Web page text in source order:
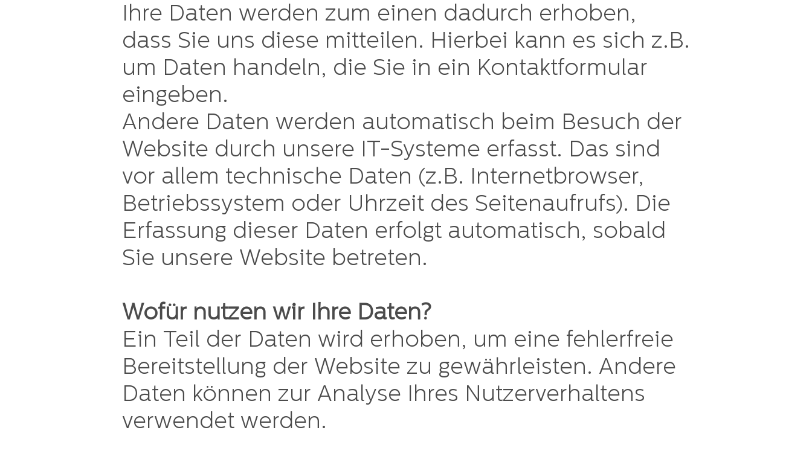
Ihre Daten werden zum einen dadurch erhoben,
dass Sie uns diese mitteilen. Hierbei kann es sich z.B.
um Daten handeln, die Sie in ein Kontaktformular
eingeben.
Andere Daten werden automatisch beim Besuch der
Website durch unsere IT-Systeme erfasst. Das sind
vor allem technische Daten (z.B. Internetbrowser,
Betriebssystem oder Uhrzeit des Seitenaufrufs). Die
Erfassung dieser Daten erfolgt automatisch, sobald
Sie unsere Website betreten.
Wofür nutzen wir Ihre Daten?
Ein Teil der Daten wird erhoben, um eine fehlerfreie
Bereitstellung der Website zu gewährleisten. Andere
Daten können zur Analyse Ihres Nutzerverhaltens
verwendet werden.